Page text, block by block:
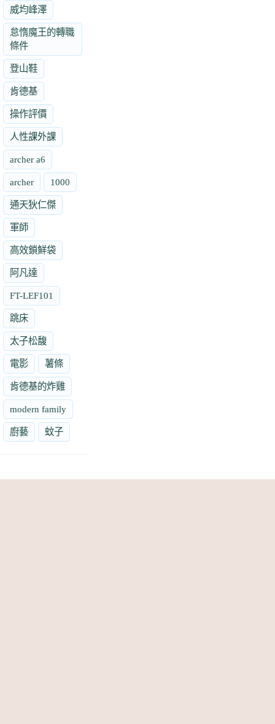
威均峰澤
怠惰魔王的轉職
條件
登山鞋
肯德基
操作評價
人性課外課
archer a6
archer 1000
通天狄仁傑
軍師
高效鎖鮮袋
阿凡達
FT-LEF101
跳床
太子松馥
電影 薯條
肯德基的炸雞
modern family
廚藝 蚊子